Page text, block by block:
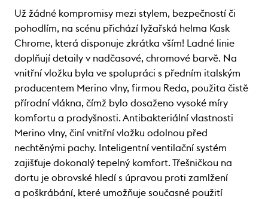
Už žádné kompromisy mezi stylem, bezpečností či
pohodlím, na scénu přichází lyžařská helma Kask
Chrome, která disponuje zkrátka vším! Ladné linie
doplňují detaily v nadčasové, chromové barvě. Na
vnitřní vložku byla ve spolupráci s předním italským
producentem Merino vlny, firmou Reda, použita čistě
přírodní vlákna, čímž bylo dosaženo vysoké míry
komfortu a prodyšnosti. Antibakteriální vlastnosti
Merino vlny, činí vnitřní vložku odolnou před
nechtěnými pachy. Inteligentní ventilační systém
zajišťuje dokonalý tepelný komfort. Třešničkou na
dortu je obrovské hledí s úpravou proti zamlžení
a poškrábání, které umožňuje současné použití